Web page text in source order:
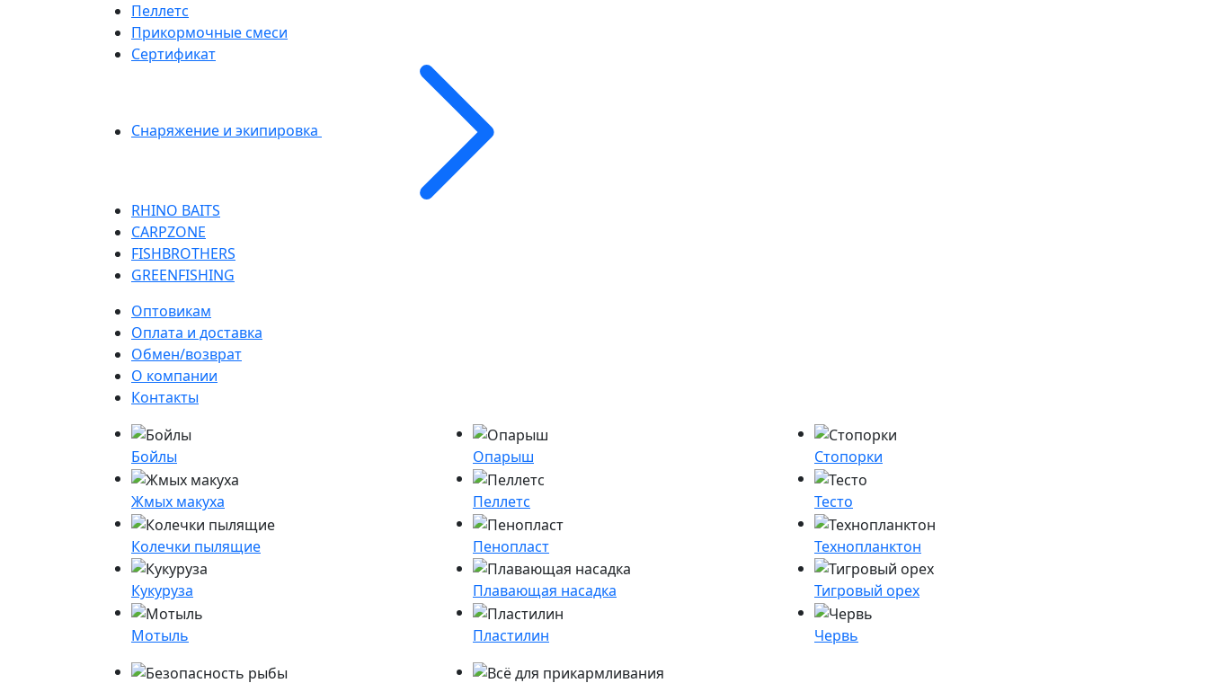
Пеллетс
Прикормочные смеси
Сертификат
Снаряжение и экипировка
RHINO BAITS
CARPZONE
FISHBROTHERS
GREENFISHING
Оптовикам
Оплата и доставка
Обмен/возврат
О компании
Контакты
Бойлы
Жмых макуха
Колечки пылящие
Кукуруза
Мотыль
Опарыш
Пеллетс
Пенопласт
Плавающая насадка
Пластилин
Стопорки
Тесто
Технопланктон
Тигровый орех
Червь